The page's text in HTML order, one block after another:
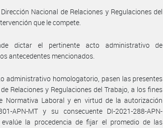
Nacional de Relaciones y Regulaciones del
que le compete.
dictar el pertinente acto administrativo de
antecedentes mencionados.
administrativo homologatorio, pasen las presentes
Relaciones y Regulaciones del Trabajo, a los fines
Normativa Laboral y en virtud de la autorización
APN-MT y su consecuente DI-2021-288-APN-
la procedencia de fijar el promedio de las